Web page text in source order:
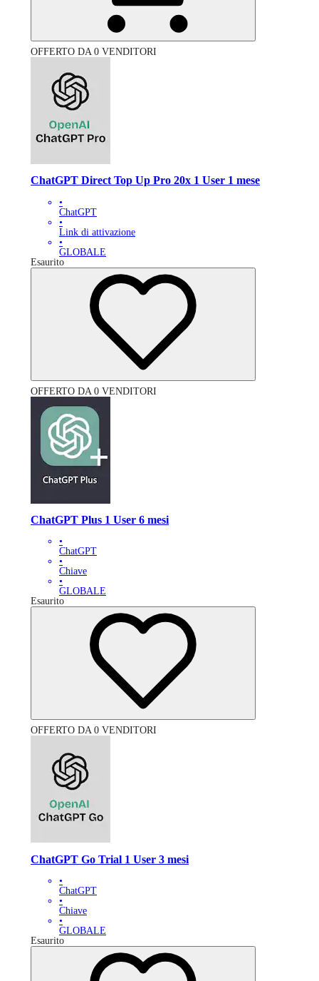
OFFERTO DA 0 VENDITORI
ChatGPT Direct Top Up Pro 20x 1 User 1 mese
•
ChatGPT
•
Link di attivazione
•
GLOBALE
Esaurito
OFFERTO DA 0 VENDITORI
ChatGPT Plus 1 User 6 mesi
•
ChatGPT
•
Chiave
•
GLOBALE
Esaurito
OFFERTO DA 0 VENDITORI
ChatGPT Go Trial 1 User 3 mesi
•
ChatGPT
•
Chiave
•
GLOBALE
Esaurito